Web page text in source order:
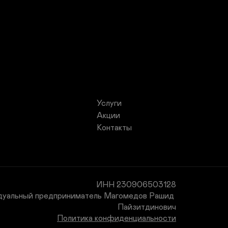
Услуги
Акции
Контакты
ИНН 230906503128
предприниматель Магомедов Рашид
Пайзитдинович
Политика конфиденциальности